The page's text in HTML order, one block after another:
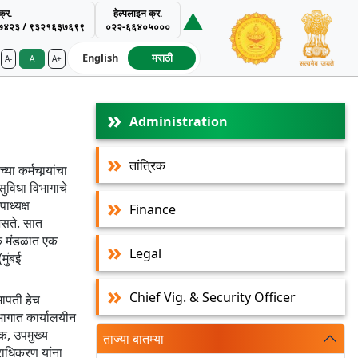
/ ९३२१६३७६९९
हेल्पलाइन क्र.
०२२-६६४०५०००
A- A A+ English मराठी
Authority
कर्मचार्‍यांचा
विभागाचे
सात
मंडळात एक
हेच
कार्यालयीन
उपमुख्य
यांना
Administration
तांत्रिक
Finance
Legal
Chief Vig. & Security Officer
ताज्या बातम्या